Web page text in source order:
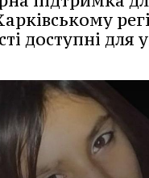
доступні для